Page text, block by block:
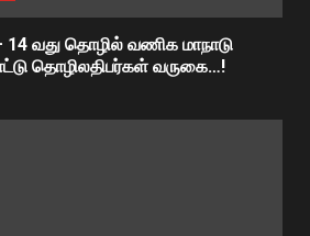
14 வது தொழில் வணிக மாநாடு
தொழிலதிபர்கள் வருகை…!